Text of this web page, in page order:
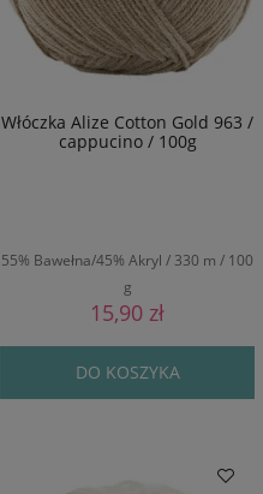
Włóczka Alize Cotton Gold 963 /
cappucino / 100g
55% Bawełna/45% Akryl / 330 m / 100
g
15,90 zł
DO KOSZYKA